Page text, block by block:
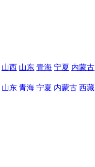
山西 山东 青海 宁夏 内蒙古
山东 青海 宁夏 内蒙古 西藏